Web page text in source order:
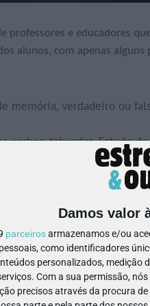
Damos valor
parceirosarmazenamos e/ou
como identificadores
personalizados, medição
Com a sua permissão,
precisos através da procura
professores e educadores
alunos, com apenas alguns
memória, verdadeiro ou
verbos, tabuadas, Estudo
resumir, organizar
factos com o
plataformas.
grátis, mas com
é adaptar à turma e ao